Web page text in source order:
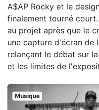
A$AP Rocky et le
finalement tourné
au projet après que le
une capture d'écran de
relançant le débat sur
et les limites de
Musique